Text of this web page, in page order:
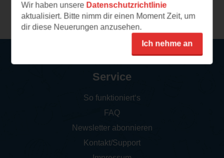
Wir haben unsere Datenschutzrichtlinie
aktualisiert. Bitte nimm dir einen Moment Zeit, um
dir diese Neuerungen anzusehen.
Ich nehme an
Service
So funktioniert‘s
FAQ
Newsletter abonnieren
Kontakt/Support